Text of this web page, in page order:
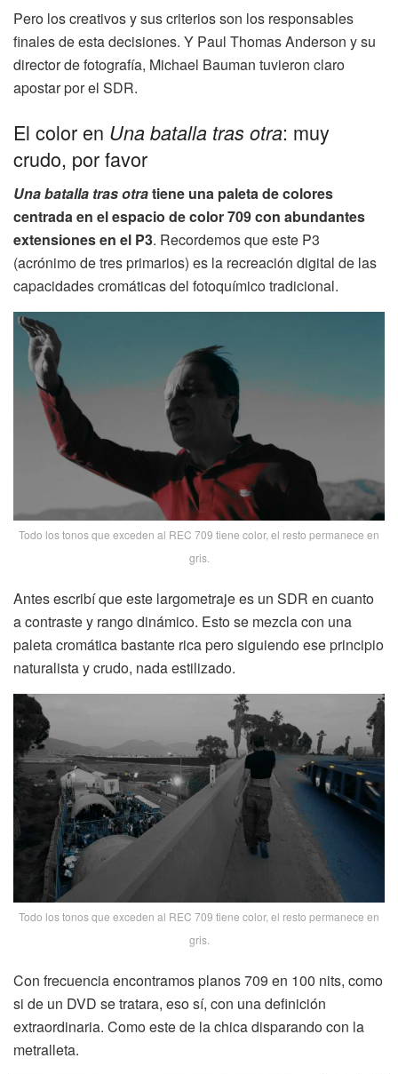
Pero los creativos y sus criterios son los responsables
finales de esta decisiones. Y Paul Thomas Anderson y su
director de fotografía, Michael Bauman tuvieron claro
apostar por el SDR.
El color en Una batalla tras otra: muy
crudo, por favor
Una batalla tras otratiene una paleta de colores
centrada en el espacio de color 709 con abundantes
extensiones en el P3. Recordemos que este P3
(acrónimo de tres primarios) es la recreación digital de las
capacidades cromáticas del fotoquímico tradicional.
Todo los tonos que exceden al REC 709 tiene color, el resto permanece en
gris.
Antes escribí que este largometraje es un SDR en cuanto
a contraste y rango dinámico. Esto se mezcla con una
paleta cromática bastante rica pero siguiendo ese principio
naturalista y crudo, nada estilizado.
Todo los tonos que exceden al REC 709 tiene color, el resto permanece en
gris.
Con frecuencia encontramos planos 709 en 100 nits, como
si de un DVD se tratara, eso sí, con una definición
extraordinaria. Como este de la chica disparando con la
metralleta.